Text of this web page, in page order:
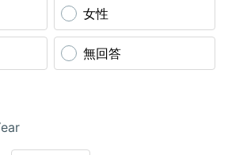
女性
無回答